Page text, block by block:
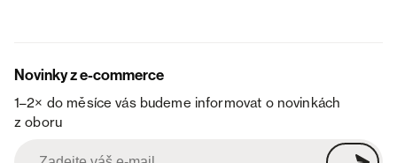
Novinky z e-commerce
1–2× do měsíce vás budeme informovat o novinkách
z oboru